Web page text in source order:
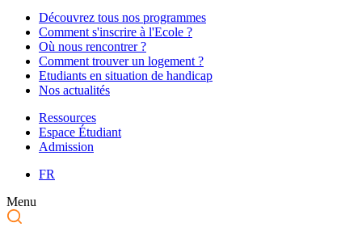
Découvrez tous nos programmes
Comment s'inscrire à l'Ecole ?
Où nous rencontrer ?
Comment trouver un logement ?
Etudiants en situation de handicap
Nos actualités
Ressources
Espace Étudiant
Admission
FR
Menu